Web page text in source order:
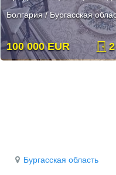
Болгария / Бургасская
100 000 EUR 2
Бургасская область